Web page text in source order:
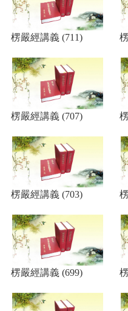
楞嚴經講義 (711)
楞嚴經講義 (707)
楞嚴經講義 (703)
楞嚴經講義 (699)